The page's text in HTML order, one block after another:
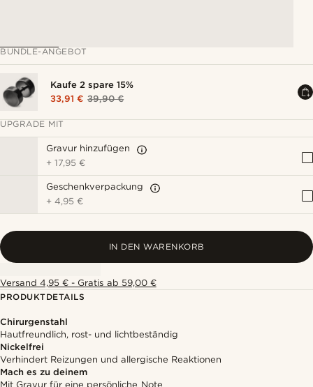
BUNDLE-ANGEBOT
Kaufe 2 spare 15%
33,91 € 39,90 €
UPGRADE MIT
Gravur hinzufügen
+17,95 €
Geschenkverpackung
+4,95 €
IN DEN WARENKORB
Versand 4,95 € - Gratis ab 59,00 €
PRODUKTDETAILS
Chirurgenstahl
Hautfreundlich, rost- und lichtbeständig
Nickelfrei
Verhindert Reizungen und allergische Reaktionen
Mach es zu deinem
Mit Gravur für eine persönliche Note